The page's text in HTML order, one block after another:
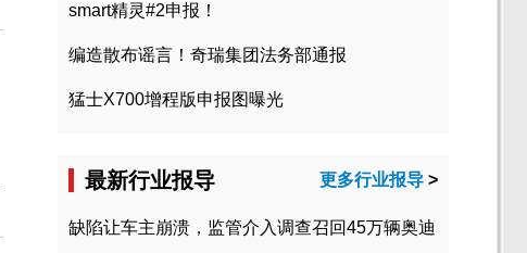
smart精灵#2申报！
编造散布谣言！奇瑞集团法务部通报
猛士X700增程版申报图曝光
最新行业报导 更多行业报导 >
缺陷让车主崩溃，监管介入调查召回45万辆奥迪